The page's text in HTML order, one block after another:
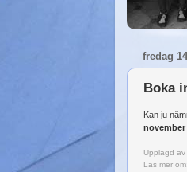
fredag
Boka
Kan ju
november
Upplagd av
Läs mer om: